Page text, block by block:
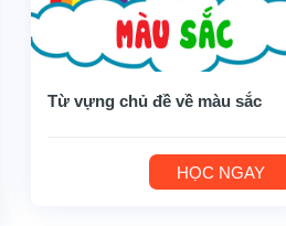
Từ vựng chủ đề về màu sắc
HỌC NGAY